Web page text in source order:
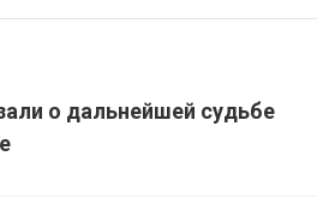
о дальнейшей судьбе